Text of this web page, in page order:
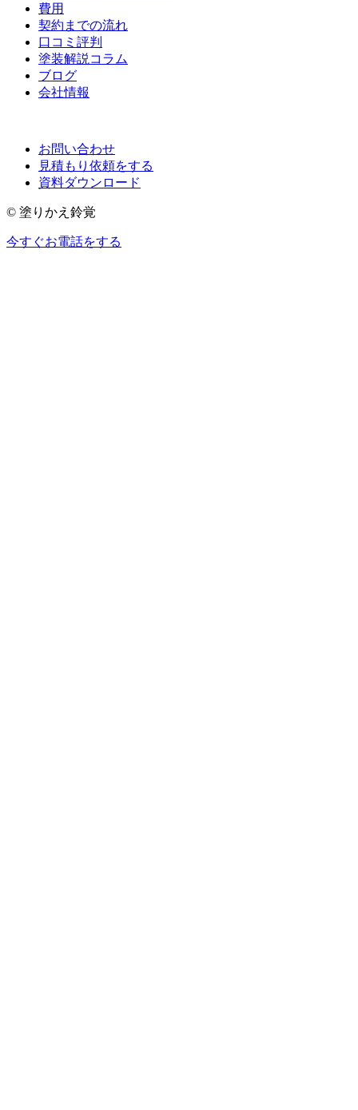
費用
契約までの流れ
口コミ評判
塗装解説コラム
ブログ
会社情報
お問い合わせ
見積もり依頼をする
資料ダウンロード
© 塗りかえ鈴覚
今すぐお電話をする